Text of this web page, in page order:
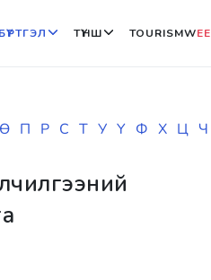
БҮРТГЭЛ ТҮНШ TOURISMWEE
Ө П Р С Т У Ү Ф Х Ц Ч